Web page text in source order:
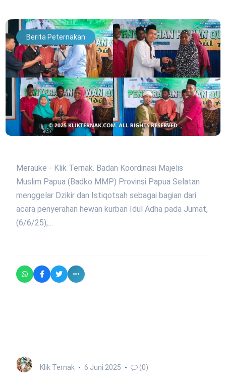
Berita Peternakan
Merauke - Klik Ternak. Badan Koordinasi Majelis
Muslim Papua (Badko MMP) Provinsi Papua Selatan
menggelar Dzikir dan Istiqotsah sebagai bagian dari
acara penyerahan hewan kurban Idul Adha pada Jumat,
(6/6/25),…
Klik Ternak 6 Juni 2025 (0)